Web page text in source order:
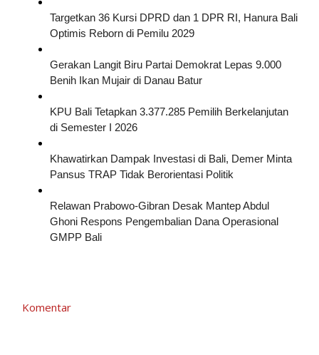
Targetkan 36 Kursi DPRD dan 1 DPR RI, Hanura Bali
Optimis Reborn di Pemilu 2029
Gerakan Langit Biru Partai Demokrat Lepas 9.000
Benih Ikan Mujair di Danau Batur
KPU Bali Tetapkan 3.377.285 Pemilih Berkelanjutan
di Semester I 2026
Khawatirkan Dampak Investasi di Bali, Demer Minta
Pansus TRAP Tidak Berorientasi Politik
Relawan Prabowo-Gibran Desak Mantep Abdul
Ghoni Respons Pengembalian Dana Operasional
GMPP Bali
Komentar